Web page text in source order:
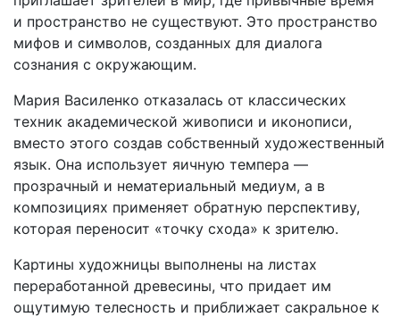
и пространство не существуют. Это пространство
мифов и символов, созданных для диалога
сознания с окружающим.
Мария Василенко отказалась от классических
техник академической живописи и иконописи,
вместо этого создав собственный художественный
язык. Она использует яичную темпера —
прозрачный и нематериальный медиум, а в
композициях применяет обратную перспективу,
которая переносит «точку схода» к зрителю.
Картины художницы выполнены на листах
переработанной древесины, что придает им
ощутимую телесность и приближает сакральное к